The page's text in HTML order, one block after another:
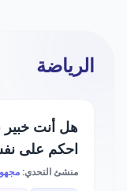
الرياضة
هل أنت خبير
احكم على
منشئ التحدي: